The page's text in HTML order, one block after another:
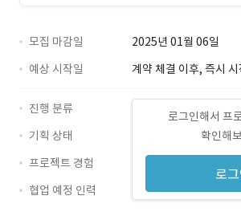
모집 마감일
2025년 01월 06일
예상 시작일
계약 체결 이후, 즉시 시
로그인해서 프
확인해
로
진행 분류
기획 상태
프로젝트 경험
협업 예정 인력